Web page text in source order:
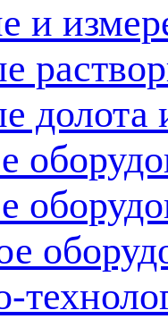
и
долота